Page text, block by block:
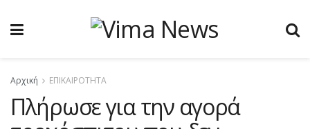
Αρχική ΕΠΙΚΑΙΡΟΤΗΤΑ
Πλήρωσε για την αγορά